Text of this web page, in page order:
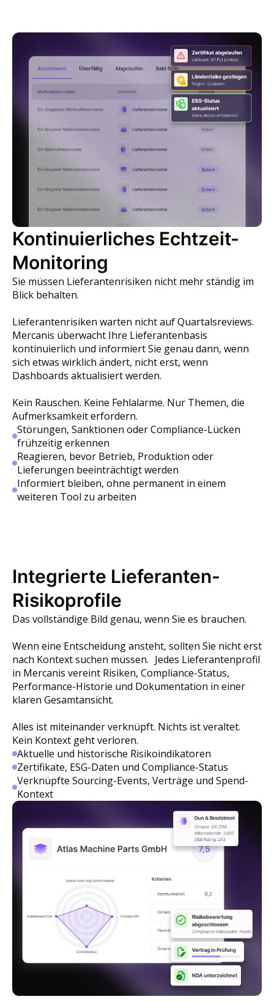
Kontinuierliches Echtzeit-
Monitoring
Sie müssen Lieferantenrisiken nicht mehr ständig im
Blick behalten.
Lieferantenrisiken warten nicht auf Quartalsreviews.
Mercanis überwacht Ihre Lieferantenbasis
kontinuierlich und informiert Sie genau dann, wenn
sich etwas wirklich ändert, nicht erst, wenn
Dashboards aktualisiert werden.
Kein Rauschen. Keine Fehlalarme. Nur Themen, die
Aufmerksamkeit erfordern.
Störungen, Sanktionen oder Compliance-Lücken
frühzeitig erkennen
Reagieren, bevor Betrieb, Produktion oder
Lieferungen beeinträchtigt werden
Informiert bleiben, ohne permanent in einem
weiteren Tool zu arbeiten
Integrierte Lieferanten-
Risikoprofile
Das vollständige Bild genau, wenn Sie es brauchen.
Wenn eine Entscheidung ansteht, sollten Sie nicht erst
nach Kontext suchen müssen. Jedes Lieferantenprofil
in Mercanis vereint Risiken, Compliance-Status,
Performance-Historie und Dokumentation in einer
klaren Gesamtansicht.
Alles ist miteinander verknüpft. Nichts ist veraltet.
Kein Kontext geht verloren.
Aktuelle und historische Risikoindikatoren
Zertifikate, ESG-Daten und Compliance-Status
Verknüpfte Sourcing-Events, Verträge und Spend-
Kontext